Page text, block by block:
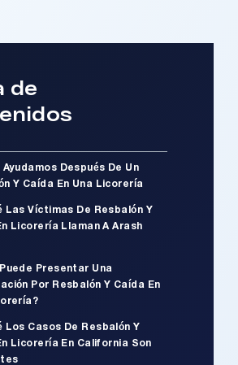
de
Ayudamos Después De Un
Y Caída En Una Licorería
Las Víctimas De Resbalón Y
Licorería Llaman A Arash
Presentar Una
Por Resbalón Y Caída En
Los Casos De Resbalón Y
Licorería En California Son